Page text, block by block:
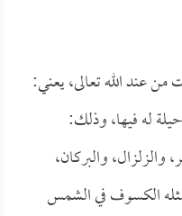
عند الله تعالى، يعني:
له فيها، وذلك:
والبركان،
الكسوف في الشمس